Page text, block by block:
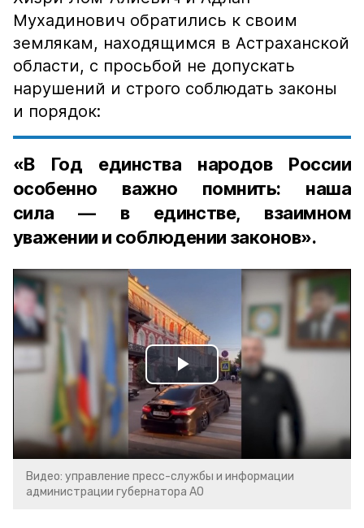
Мухадинович обратились к своим
землякам, находящимся в Астраханской
области, с просьбой не допускать
нарушений и строго соблюдать законы
и порядок:
«В Год единства народов России
особенно важно помнить: наша
сила — в единстве, взаимном
уважении и соблюдении законов».
Play
Video
Видео: управление пресс-службы и информации
администрации губернатора АО